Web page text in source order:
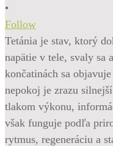
•
Follow
Tetánia je stav, ktorý
napätie v tele, svaly sa
končatinách sa
nepokoj je zrazu
tlakom výkonu,
však funguje podľa
rytmus, regeneráciu a